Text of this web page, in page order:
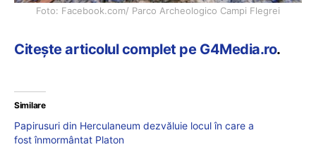
Foto: Facebook.com/ Parco Archeologico Campi Flegrei
Citește articolul complet pe G4Media.ro.
Similare
Papirusuri din Herculaneum dezvăluie locul în care a
fost înmormântat Platon